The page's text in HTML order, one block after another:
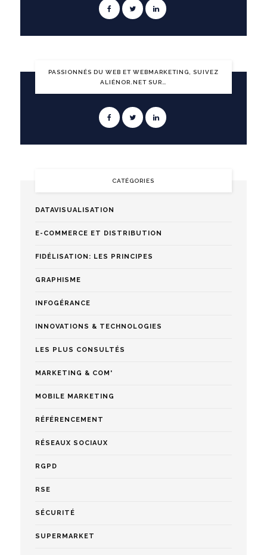
PASSIONNÉS DU WEB ET WEBMARKETING, SUIVEZ
ALIÉNOR.NET SUR…
CATÉGORIES
DATAVISUALISATION
E-COMMERCE ET DISTRIBUTION
FIDÉLISATION: LES PRINCIPES
GRAPHISME
INFOGÉRANCE
INNOVATIONS & TECHNOLOGIES
LES PLUS CONSULTÉS
MARKETING & COM'
MOBILE MARKETING
RÉFÉRENCEMENT
RÉSEAUX SOCIAUX
RGPD
RSE
SÉCURITÉ
SUPERMARKET